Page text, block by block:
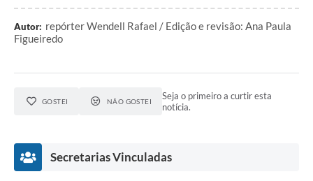
Autor: repórter Wendell Rafael / Edição e revisão: Ana Paula
Figueiredo
GOSTEI NÃO GOSTEI
Seja o primeiro a curtir esta
notícia.
Secretarias Vinculadas